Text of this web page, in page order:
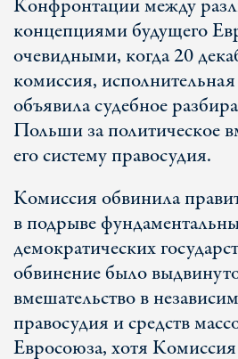
Конфронтации между
концепциями будущего
очевидными, когда 20
комиссия,
объявила судебное
Польши за политическое
его систему правосудия.
Комиссия обвинила
в подрыве
демократических
обвинение было
вмешательство в
правосудия и средств
Евросоюза, хотя